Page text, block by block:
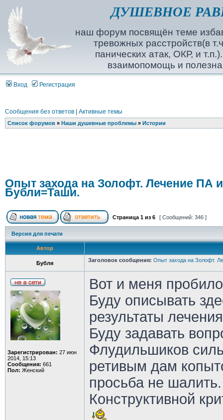
ДУШЕВНОЕ
наш форум посвящён теме
тревожных расстройств(в
панических атак, ОКР, и
взаимопомощь и
Вход Регистрация
Сообщения без ответов| Активные темы
Список форумов» Наши душевные проблемы» Истории
Опыт захода на Золофт. Лечение ПА
Бубли=Таши.
Страница 1из 6 [ Сообщений: 346 ]
Версия для печати
Автор
Бубля Заголовок сообщения: Опыт захода на Золофт.
Зарегистрирован: 27 июн
2014, 15:13
Сообщения: 661
Пол: Женский
Вот и меня
Буду описывать
результаты
Буду задавать
Флудильшиков
ретивым дам
просьба не шалить.
Конструктивной